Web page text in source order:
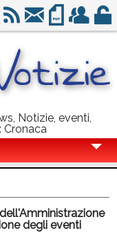
Notizie, eventi,
Cronaca
degli eventi